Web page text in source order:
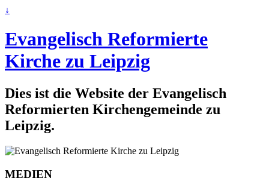
↓
Evangelisch Reformierte
Kirche zu Leipzig
Dies ist die Website der Evangelisch
Reformierten Kirchengemeinde zu
Leipzig.
MEDIEN